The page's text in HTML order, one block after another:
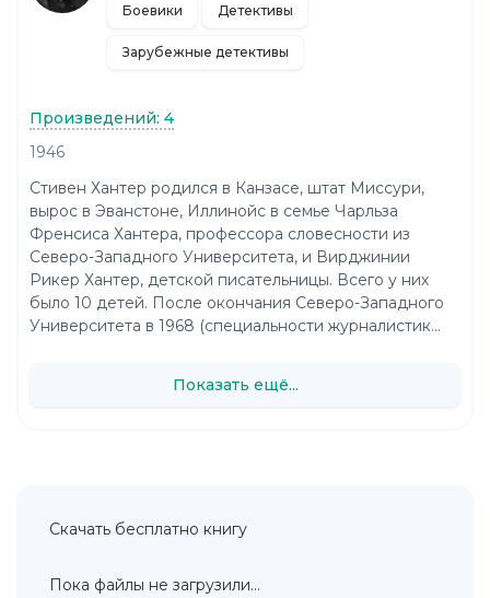
Боевики Детективы
Зарубежные детективы
Произведений: 4
1946
Стивен Хантер родился в Канзасе, штат Миссури,
вырос в Эванстоне, Иллинойс в семье Чарльза
Френсиса Хантера, профессора словесности из
Северо-Западного Университета, и Вирджинии
Рикер Хантер, детской писательницы. Всего у них
было 10 детей. После окончания Северо-Западного
Университета в 1968 (специальности журналистик...
Показать ещё...
Скачать бесплатно книгу
Пока файлы не загрузили...